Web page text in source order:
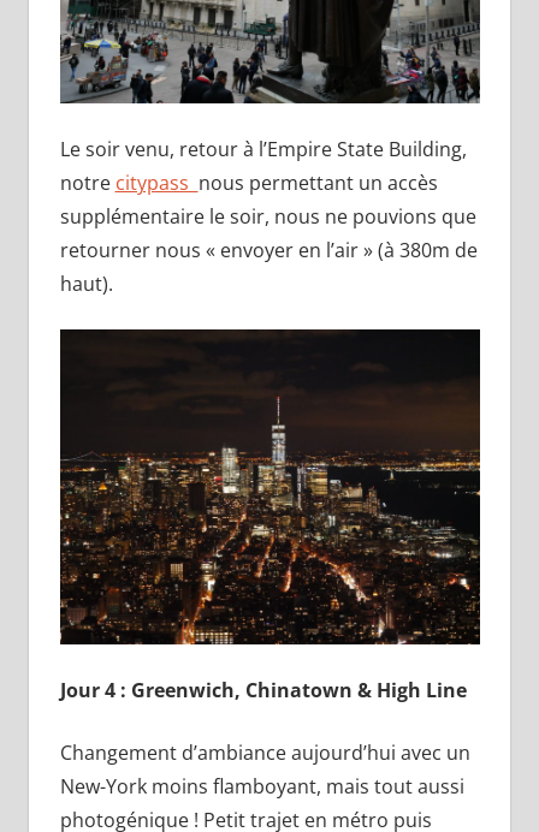
Le soir venu, retour à l’Empire State Building,
notre citypass nous permettant un accès
supplémentaire le soir, nous ne pouvions que
retourner nous « envoyer en l’air » (à 380m de
haut).
Jour 4 : Greenwich, Chinatown & High Line
Changement d’ambiance aujourd’hui avec un
New-York moins flamboyant, mais tout aussi
photogénique ! Petit trajet en métro puis